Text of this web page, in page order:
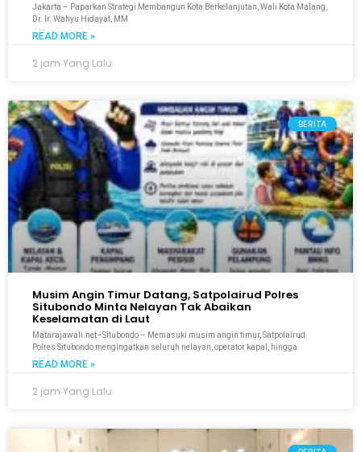
Jakarta – Paparkan Strategi Membangun Kota Berkelanjutan, Wali Kota Malang,
Dr. Ir. Wahyu Hidayat, MM
READ MORE »
2 jam Yang Lalu
BERITA
Musim Angin Timur Datang, Satpolairud Polres
Situbondo Minta Nelayan Tak Abaikan
Keselamatan di Laut
Matarajawali.net–Situbondo – Memasuki musim angin timur, Satpolairud
Polres Situbondo mengingatkan seluruh nelayan, operator kapal, hingga
READ MORE »
2 jam Yang Lalu